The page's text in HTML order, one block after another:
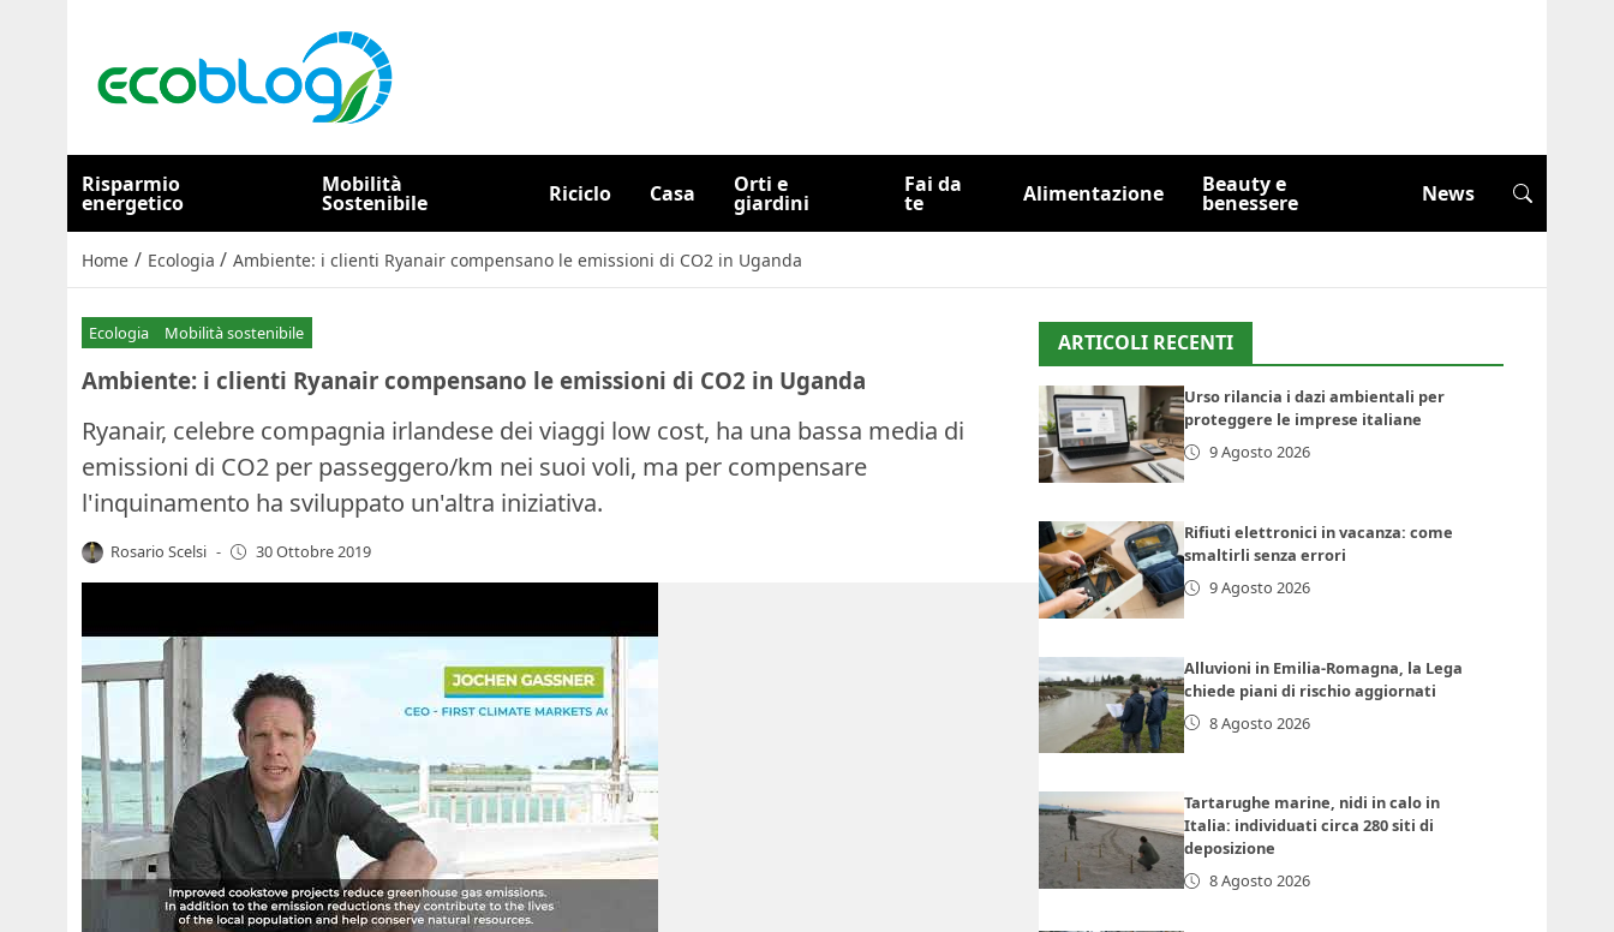
Risparmio
energetico
Mobilità
Sostenibile Riciclo Casa Orti e
giardini
Fai da
te Alimentazione Beauty e
benessere News
Home / Ecologia / Ambiente: i clienti Ryanair compensano le emissioni di CO2 in Uganda
Ecologia Mobilità sostenibile
Ambiente: i clienti Ryanair compensano le emissioni di CO2 in Uganda
Ryanair, celebre compagnia irlandese dei viaggi low cost, ha una bassa media di
emissioni di CO2 per passeggero/km nei suoi voli, ma per compensare
l'inquinamento ha sviluppato un'altra iniziativa.
Rosario Scelsi - 30 Ottobre 2019
ARTICOLI RECENTI
Urso rilancia i dazi ambientali per
proteggere le imprese italiane
9 Agosto 2026
Rifiuti elettronici in vacanza: come
smaltirli senza errori
9 Agosto 2026
Alluvioni in Emilia-Romagna, la Lega
chiede piani di rischio aggiornati
8 Agosto 2026
Tartarughe marine, nidi in calo in
Italia: individuati circa 280 siti di
deposizione
8 Agosto 2026